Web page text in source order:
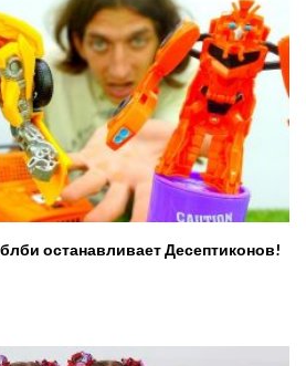
останавливает Десептиконов!